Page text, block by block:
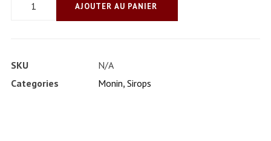
AJOUTER AU PANIER
SKU
N/A
Categories
Monin, Sirops